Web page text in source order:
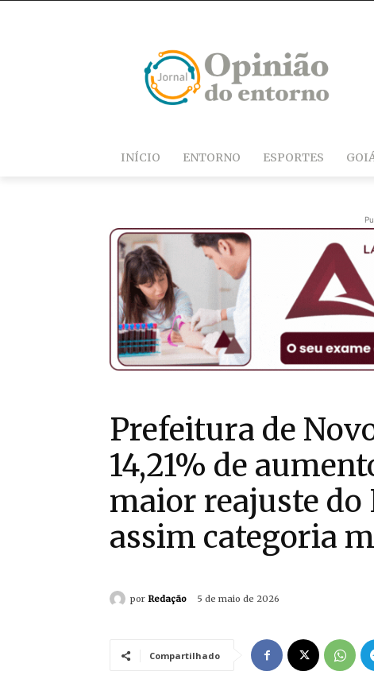
INÍCIO ENTORNO ESPORTES
Prefeitura de
14,21% de
maior reajuste do
assim categoria
por Redação 5 de maio de 2026
Compartilhado